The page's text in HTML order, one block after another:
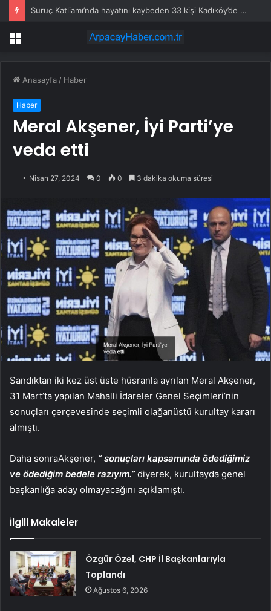
Suruç Katliamı’nda hayatını kaybeden 33 kişi Kadıköy’de anıldı
Menü
Anasayfa / Haber
Haber
Meral Akşener, İyi Parti’ye
veda etti
Nisan 27, 2024 0 0 3 dakika okuma süresi
Sandıktan iki kez üst üste hüsranla ayrılan Meral Akşener,
31 Mart’ta yapılan Mahalli İdareler Genel Seçimleri’nin
sonuçları çerçevesinde seçimli olağanüstü kurultay kararı
almıştı.
Daha sonraAkşener, ” sonuçları kapsamında ödediğimiz
ve ödediğim bedele razıyım.”diyerek, kurultayda genel
başkanlığa aday olmayacağını açıklamıştı.
İlgili Makaleler
Özgür Özel, CHP İl Başkanlarıyla
Toplandı
Ağustos 6, 2026